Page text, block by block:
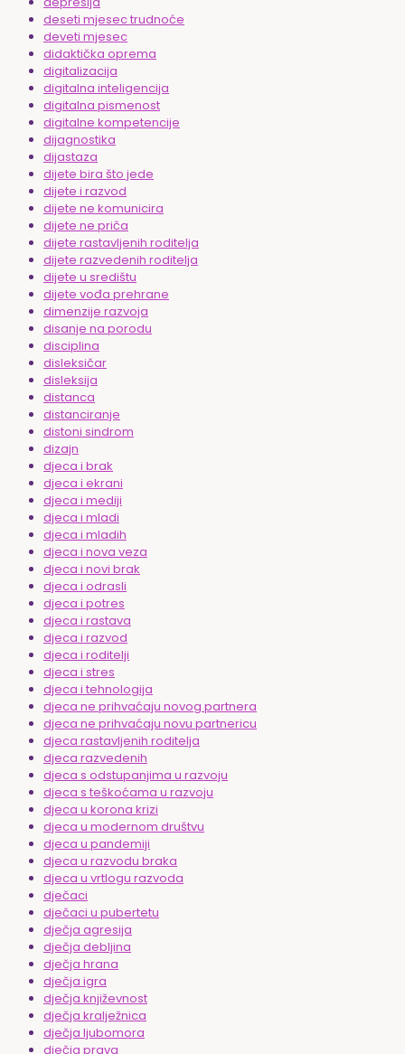
deseti mjesec trudnoće
deveti mjesec
didaktička oprema
digitalizacija
digitalna inteligencija
digitalna pismenost
digitalne kompetencije
dijagnostika
dijastaza
dijete bira što jede
dijete i razvod
dijete ne komunicira
dijete ne priča
dijete rastavljenih roditelja
dijete razvedenih roditelja
dijete u središtu
dijete vođa prehrane
dimenzije razvoja
disanje na porodu
disciplina
disleksičar
disleksija
distanca
distanciranje
distoni sindrom
dizajn
djeca i brak
djeca i ekrani
djeca i mediji
djeca i mladi
djeca i mladih
djeca i nova veza
djeca i novi brak
djeca i odrasli
djeca i potres
djeca i rastava
djeca i razvod
djeca i roditelji
djeca i stres
djeca i tehnologija
djeca ne prihvaćaju novog partnera
djeca ne prihvaćaju novu partnericu
djeca rastavljenih roditelja
djeca razvedenih
djeca s odstupanjima u razvoju
djeca s teškoćama u razvoju
djeca u korona krizi
djeca u modernom društvu
djeca u pandemiji
djeca u razvodu braka
djeca u vrtlogu razvoda
dječaci
dječaci u pubertetu
dječja agresija
dječja debljina
dječja hrana
dječja igra
dječja književnost
dječja kralježnica
dječja ljubomora
dječja prava